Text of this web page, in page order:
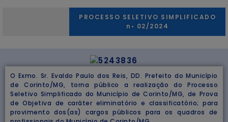
PROCESSO SELETIVO SIMPLIFICADO
n• 02/2024
O Exmo. Sr. Evaldo Paulo dos Reis, DD. Prefeito do Município
de Corinto/MG, torna público a realização do Processo
Seletivo Simplificado do Município de Corinto/MG, de Prova
de Objetiva de caráter eliminatório e classificatório; para
provimento dos(as) cargos públicos para os quadros de